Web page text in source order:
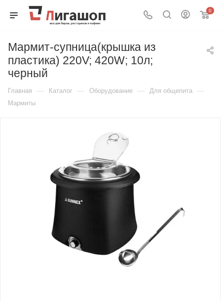
0
Мармит-супница(крышка из
пластика) 220V; 420W; 10л;
черный
Главная — Каталог — Оборудование — Для общепита —
Мармиты